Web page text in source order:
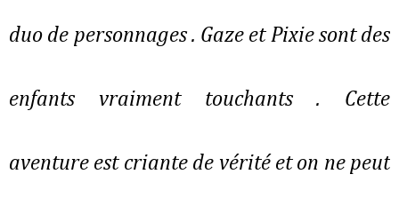
duo de personnages . Gaze et Pixie sont des
enfants vraiment touchants . Cette
aventure est criante de vérité et on ne peut